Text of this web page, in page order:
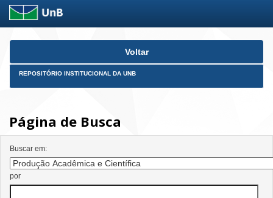
Skip
Voltar
REPOSITÓRIO INSTITUCIONAL DA UNB
Página de Busca
Buscar em:
por